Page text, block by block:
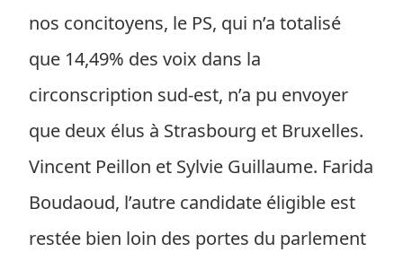
nos concitoyens, le PS, qui n’a totalisé
que 14,49% des voix dans la
circonscription sud-est, n’a pu envoyer
que deux élus à Strasbourg et Bruxelles.
Vincent Peillon et Sylvie Guillaume. Farida
Boudaoud, l’autre candidate éligible est
restée bien loin des portes du parlement